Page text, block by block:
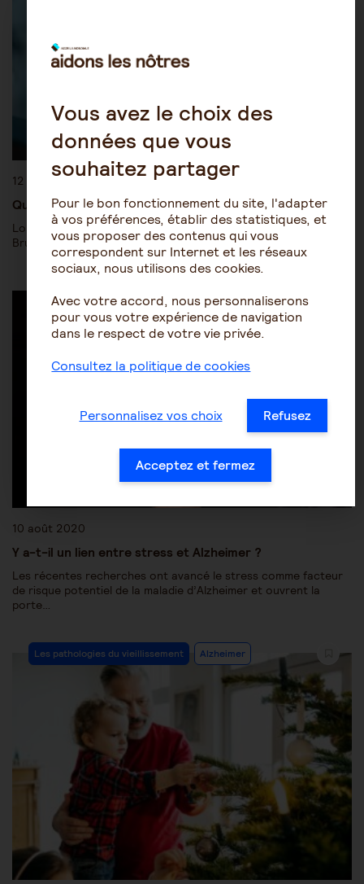
12 septembre 2022
Quels sont les espoirs de la recherche sur Alzheimer ?
Lors des Entretiens Alzheimer 2022 à Paris, le professeur
Bruno Dubois a fait un point sur les avancées récentes de…
10 août 2020
Y a-t-il un lien entre stress et Alzheimer ?
Les récentes recherches ont avancé le stress comme facteur
de risque potentiel de la maladie d’Alzheimer et ouvrent la
porte…
Les pathologies du vieillissement Alzheimer
Vous avez le choix des
données que vous
souhaitez partager
Pour le bon fonctionnement du site, l'adapter
à vos préférences, établir des statistiques, et
vous proposer des contenus qui vous
correspondent sur Internet et les réseaux
sociaux, nous utilisons des cookies.
Avec votre accord, nous personnaliserons
pour vous votre expérience de navigation
dans le respect de votre vie privée.
Consultez la politique de cookies
Personnalisez vos choix Refusez
Acceptez et fermez